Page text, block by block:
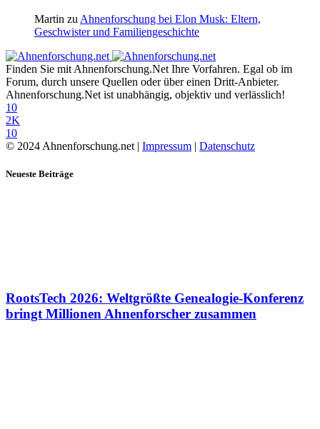
Martin zu Ahnenforschung bei Elon Musk: Eltern,
Geschwister und Familiengeschichte
Finden Sie mit Ahnenforschung.Net Ihre Vorfahren. Egal ob im
Forum, durch unsere Quellen oder über einen Dritt-Anbieter.
Ahnenforschung.Net ist unabhängig, objektiv und verlässlich!
10
2K
10
© 2024 Ahnenforschung.net | Impressum | Datenschutz
Neueste Beiträge
RootsTech 2026: Weltgrößte Genealogie-Konferenz
bringt Millionen Ahnenforscher zusammen